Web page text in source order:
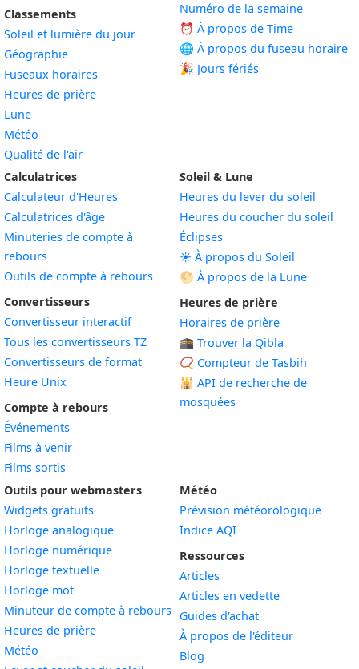
Classements
Soleil et lumière du jour
Géographie
Fuseaux horaires
Heures de prière
Lune
Météo
Qualité de l'air
Numéro de la semaine
⏰ À propos de Time
🌐 À propos du fuseau horaire
🎉 Jours fériés
Calculatrices
Calculateur d'Heures
Calculatrices d'âge
Minuteries de compte à
rebours
Outils de compte à rebours
Convertisseurs
Convertisseur interactif
Tous les convertisseurs TZ
Convertisseurs de format
Heure Unix
Compte à rebours
Événements
Films à venir
Films sortis
Soleil & Lune
Heures du lever du soleil
Heures du coucher du soleil
Éclipses
☀️ À propos du Soleil
🌕 À propos de la Lune
Heures de prière
Horaires de prière
🕋 Trouver la Qibla
📿 Compteur de Tasbih
🕌 API de recherche de
mosquées
Outils pour webmasters
Widgets gratuits
Horloge analogiqueWidget
Horloge numériqueWidget
Horloge textuelleWidget
Horloge motWidget
Minuteur de compte à rebours Widget
Heures de prièreWidget
Météo
Météo
Prévision météorologique
Indice AQI
Ressources
Articles
Articles en vedette
Guides d'achat
À propos de l'éditeur
Blog